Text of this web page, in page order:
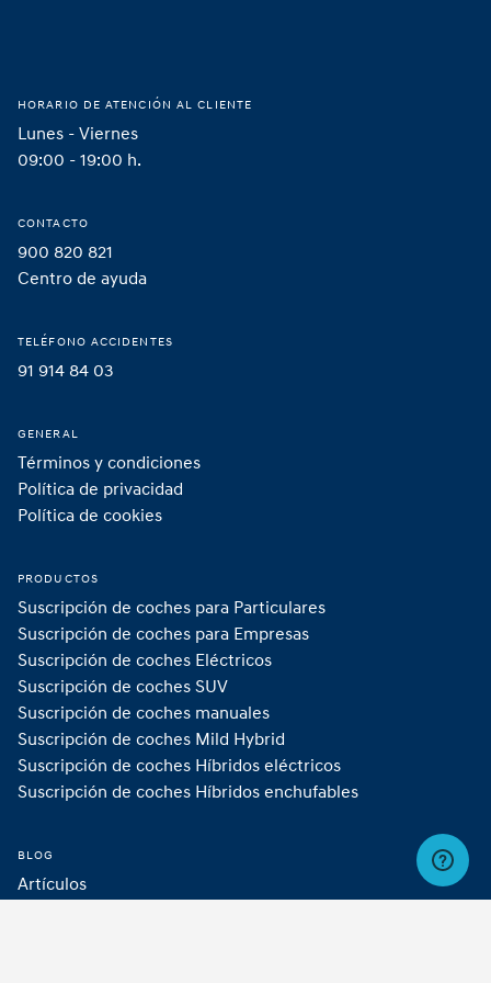
HORARIO DE ATENCIÓN AL CLIENTE
Lunes - Viernes
09:00 - 19:00 h.
CONTACTO
900 820 821
Centro de ayuda
TELÉFONO ACCIDENTES
91 914 84 03
GENERAL
Términos y condiciones
Política de privacidad
Política de cookies
PRODUCTOS
Suscripción de coches para Particulares
Suscripción de coches para Empresas
Suscripción de coches Eléctricos
Suscripción de coches SUV
Suscripción de coches manuales
Suscripción de coches Mild Hybrid
Suscripción de coches Híbridos eléctricos
Suscripción de coches Híbridos enchufables
BLOG
Artículos